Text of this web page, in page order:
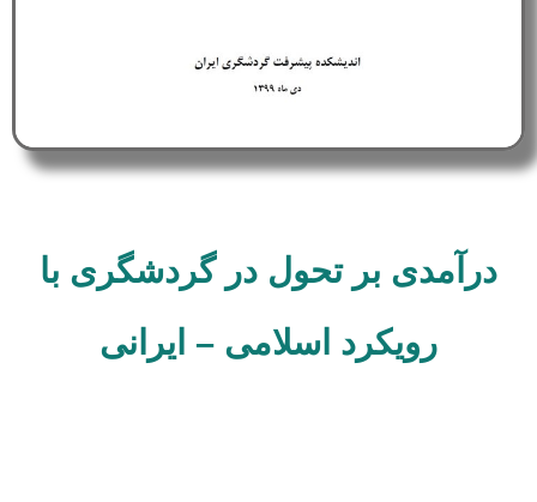
درآمدی بر تحول در گردشگری با
رویکرد اسلامی – ایرانی